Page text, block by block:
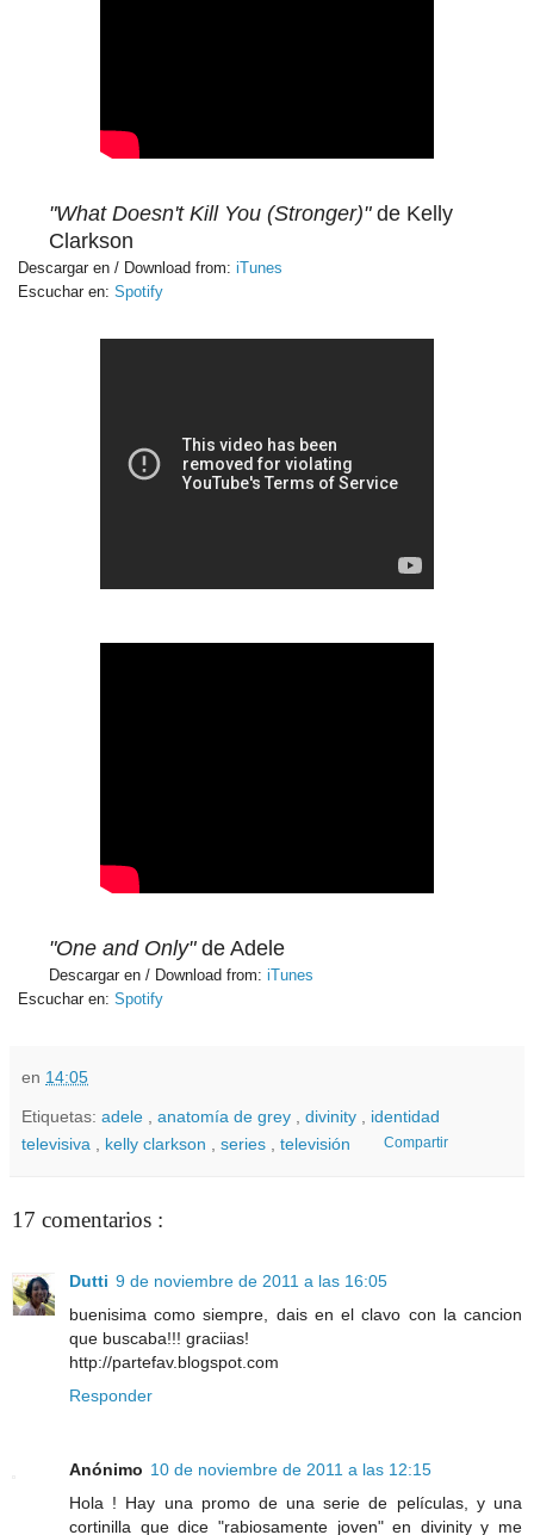
"What Doesn't Kill You (Stronger)"de Kelly
Clarkson
Descargar en / Download from: iTunes
Escuchar en: Spotify
"One and Only"de Adele
Descargar en / Download from: iTunes
Escuchar en: Spotify
en 14:05
Etiquetas: adele anatomía de grey divinity
identidad
televisiva
kelly clarkson series televisión Compartir
17 comentarios :
Dutti 9 de noviembre de 2011 a las 16:05
buenisima como siempre, dais en el clavo con la cancion
que buscaba!!! graciias!
http://partefav.blogspot.com
Responder
Anónimo 10 de noviembre de 2011 a las 12:15
Hola ! Hay una promo de una serie de películas, y una
cortinilla que dice "rabiosamente joven" en divinity y me